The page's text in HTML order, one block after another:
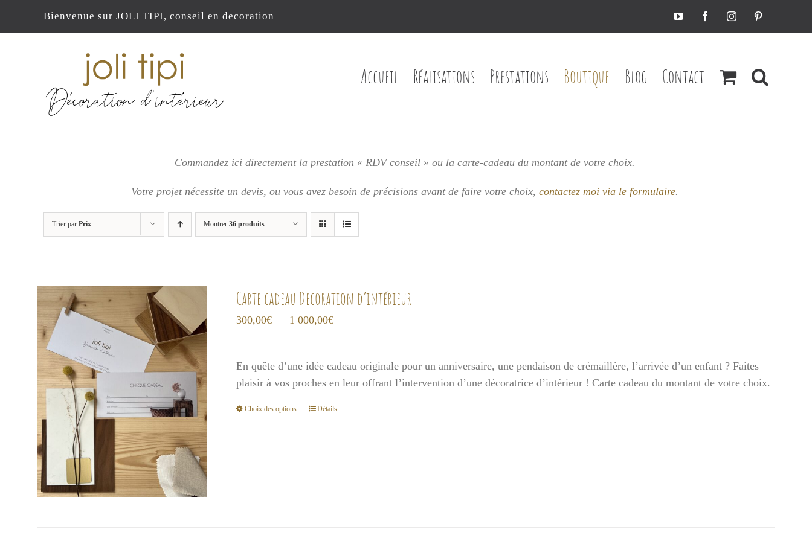
Bienvenue sur JOLI TIPI, conseil en decoration YouTubeFacebookInstagramPinterest
Accueil Réalisations Prestations Boutique Blog Contact
Commandez ici directement la prestation « RDV conseil » ou la carte-cadeau du montant de votre choix.
Votre projet nécessite un devis, ou vousavez besoin de précisions avant de faire votre choix, contactez moi via le formulaire.
Trier par Prix Montrer 36 produits
Carte cadeau Decoration d’intérieur
300,00€ – 1 000,00€Plage
300,00€
à
1
En quête d’une idée cadeau originale pour un anniversaire, une pendaison de crémaillère, l’arrivée d’un enfant ? Faites
plaisir à vos proches en leur offrant l’intervention d’une décoratrice d’intérieur ! Carte cadeau du montant de votre choix.
Choix des options
CeDétails